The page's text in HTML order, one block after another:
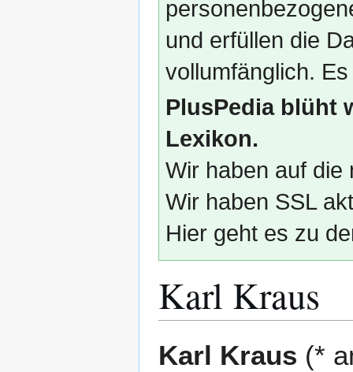
und erfüllen die
vollumfänglich.
PlusPedia blüht
Lexikon.
Wir haben auf die
Wir haben SSL
Hier geht es zu
Karl Kraus
Navigation
Suche
Karl Kraus (*